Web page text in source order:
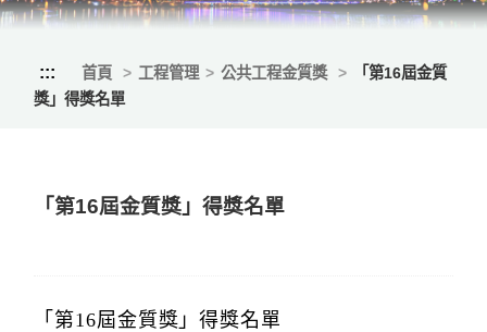
::: 首頁 工程管理 公共工程金質獎
「第16屆金質
獎」得獎名單
「第16屆金質獎」得獎名單
「第16屆金質獎」得獎名單